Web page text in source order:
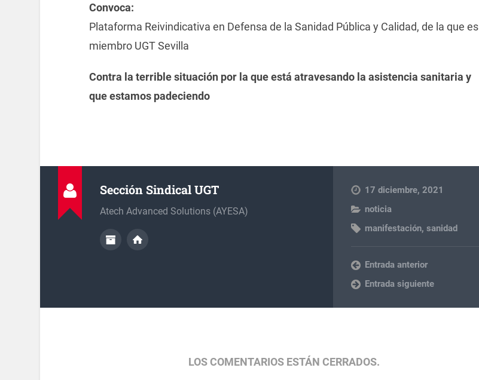
Convoca:
Plataforma Reivindicativa en Defensa de la Sanidad Pública y Calidad, de la que es
miembro UGT Sevilla
Contra la terrible situación por la que está atravesando la asistencia sanitaria y
que estamos padeciendo
Sección Sindical UGT
Atech Advanced Solutions (AYESA)
17 diciembre, 2021
noticia
manifestación,sanidad
Entrada anterior
Entrada siguiente
LOS COMENTARIOS ESTÁN CERRADOS.